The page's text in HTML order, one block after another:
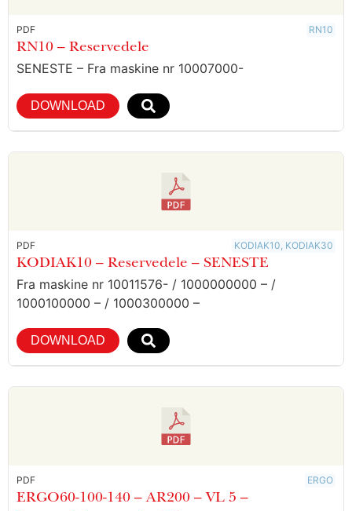
PDF RN10
RN10 – Reservedele
SENESTE – Fra maskine nr 10007000-
DOWNLOAD
PDF KODIAK10, KODIAK30
KODIAK10 – Reservedele – SENESTE
Fra maskine nr 10011576- / 1000000000 – /
1000100000 – / 1000300000 –
DOWNLOAD
PDF ERGO
ERGO60-100-140 – AR200 – VL 5 –